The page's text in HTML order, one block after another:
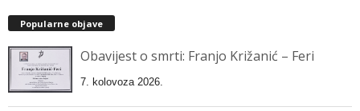
Popularne objave
Obavijest o smrti: Franjo Križanić – Feri
7. kolovoza 2026.